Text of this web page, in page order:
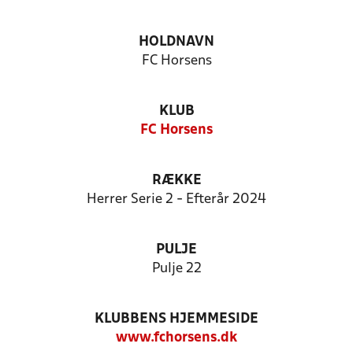
HOLDNAVN
FC Horsens
KLUB
FC Horsens
RÆKKE
Herrer Serie 2 - Efterår 2024
PULJE
Pulje 22
KLUBBENS HJEMMESIDE
www.fchorsens.dk